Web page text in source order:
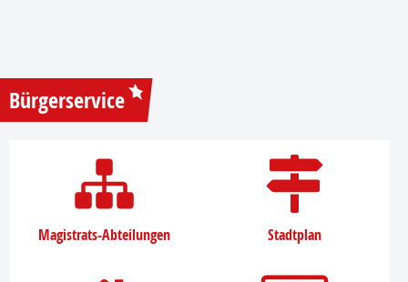
Bürgerservice
Magistrats-Abteilungen Stadtplan